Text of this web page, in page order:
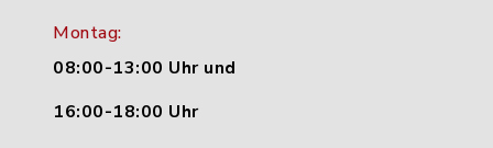
Montag:
08:00-13:00 Uhr und
16:00-18:00 Uhr